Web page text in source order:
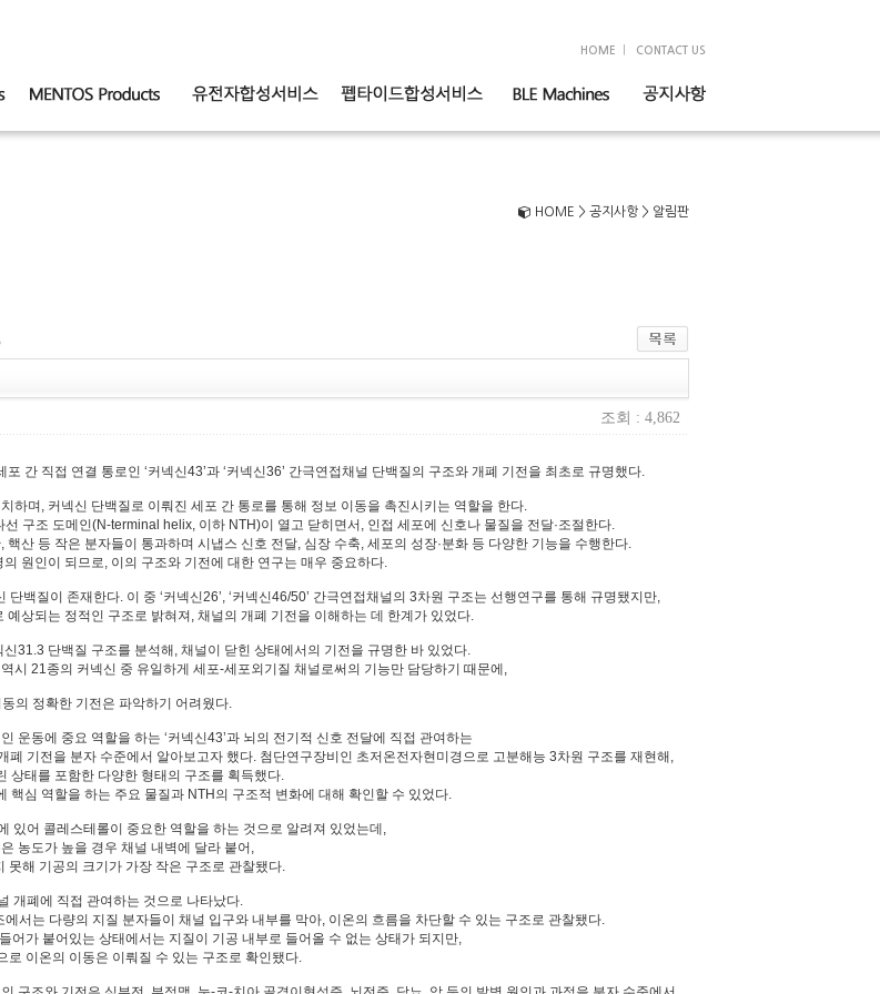
HOME CONTACT US
HOME > 공지사항 > 알림판
조회 : 4,862
포 간 직접 연결 통로인 ‘커넥신43’과 ‘커넥신36’ 간극연접채널 단백질의 구조와 개폐 기전을 최초로 규명했다.
하며, 커넥신 단백질로 이뤄진 세포 간 통로를 통해 정보 이동을 촉진시키는 역할을 한다.
구조 도메인(N-terminal helix, 이하 NTH)이 열고 닫히면서, 인접 세포에 신호나 물질을 전달·조절한다.
핵산 등 작은 분자들이 통과하며 시냅스 신호 전달, 심장 수축, 세포의 성장·분화 등 다양한 기능을 수행한다.
원인이 되므로, 이의 구조와 기전에 대한 연구는 매우 중요하다.
단백질이 존재한다. 이 중 ‘커넥신26’, ‘커넥신46/50’ 간극연접채널의 3차원 구조는 선행연구를 통해 규명됐지만,
예상되는 정적인 구조로 밝혀져, 채널의 개폐 기전을 이해하는 데 한계가 있었다.
31.3 단백질 구조를 분석해, 채널이 닫힌 상태에서의 기전을 규명한 바 있었다.
역시 21종의 커넥신 중 유일하게 세포-세포외기질 채널로써의 기능만 담당하기 때문에,
의 정확한 기전은 파악하기 어려웠다.
운동에 중요 역할을 하는 ‘커넥신43’과 뇌의 전기적 신호 전달에 직접 관여하는
폐 기전을 분자 수준에서 알아보고자 했다. 첨단연구장비인 초저온전자현미경으로 고분해능 3차원 구조를 재현해,
상태를 포함한 다양한 형태의 구조를 획득했다.
핵심 역할을 하는 주요 물질과 NTH의 구조적 변화에 대해 확인할 수 있었다.
있어 콜레스테롤이 중요한 역할을 하는 것으로 알려져 있었는데,
농도가 높을 경우 채널 내벽에 달라 붙어,
못해 기공의 크기가 가장 작은 구조로 관찰됐다.
개폐에 직접 관여하는 것으로 나타났다.
에서는 다량의 지질 분자들이 채널 입구와 내부를 막아, 이온의 흐름을 차단할 수 있는 구조로 관찰됐다.
어가 붙어있는 상태에서는 지질이 기공 내부로 들어올 수 없는 상태가 되지만,
으로 이온의 이동은 이뤄질 수 있는 구조로 확인됐다.